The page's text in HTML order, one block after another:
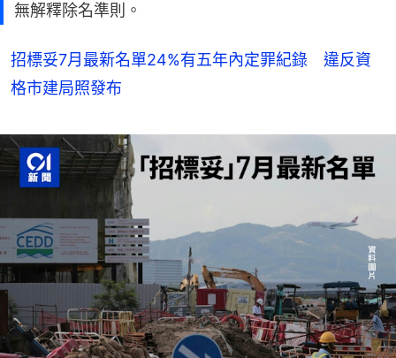
無解釋除名準則。
招標妥7月最新名單24%有五年內定罪紀錄 違反資
格市建局照發布